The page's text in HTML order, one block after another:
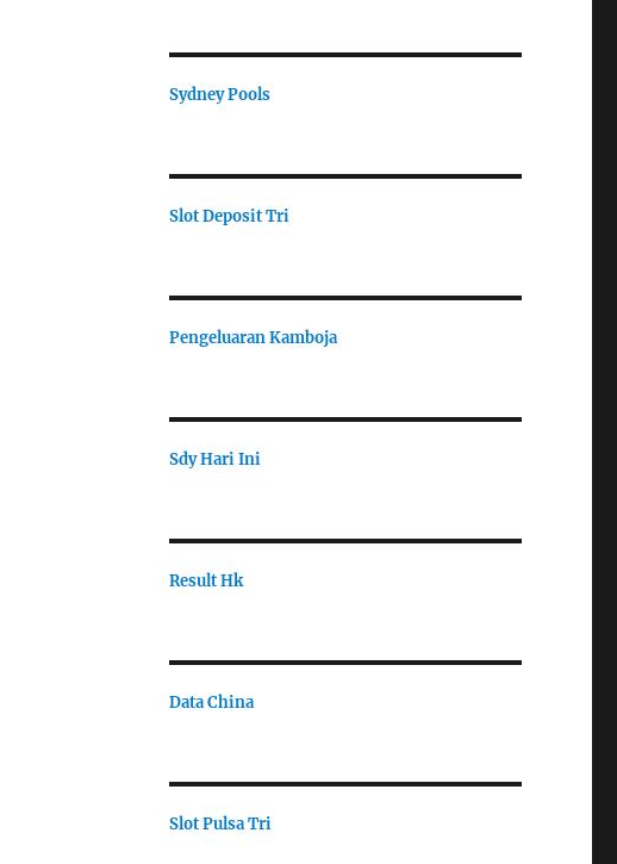
Sydney Pools
Slot Deposit Tri
Pengeluaran Kamboja
Sdy Hari Ini
Result Hk
Data China
Slot Pulsa Tri